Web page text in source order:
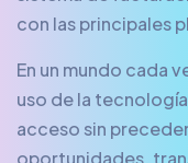
con las principales
En un mundo cada
uso de la
acceso sin